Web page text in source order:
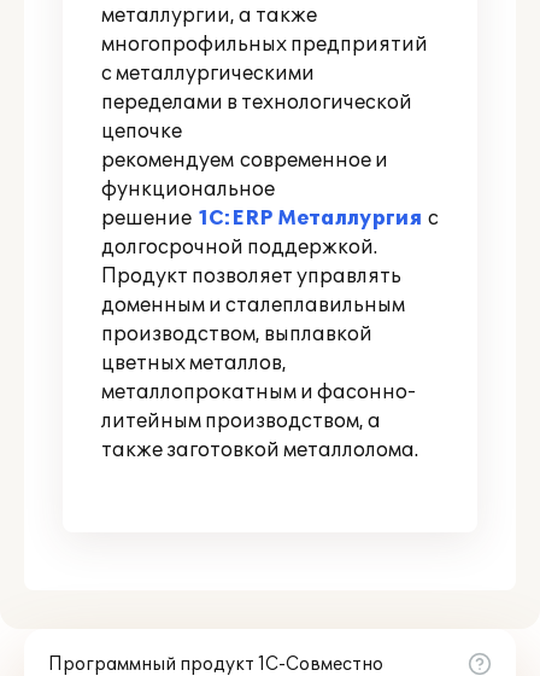
металлургии, а также
многопрофильных предприятий
с металлургическими
переделами в технологической
цепочке
рекомендуем современное и
функциональное
решение 1С:ERP Металлургия с
долгосрочной поддержкой.
Продукт позволяет управлять
доменным и сталеплавильным
производством, выплавкой
цветных металлов,
металлопрокатным и фасонно-
литейным производством, а
также заготовкой металлолома.
Программный продукт 1С-Совместно